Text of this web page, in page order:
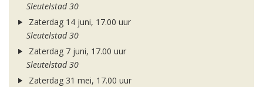
Sleutelstad 30
Zaterdag 14 juni, 17.00 uur
Sleutelstad 30
Zaterdag 7 juni, 17.00 uur
Sleutelstad 30
Zaterdag 31 mei, 17.00 uur